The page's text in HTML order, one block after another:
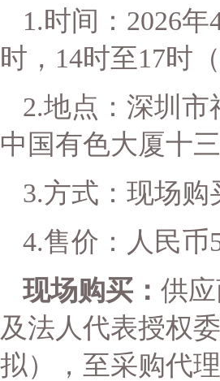
1.时间： 2026年
时，14时至17时
2.地点： 深圳市
中国有色大厦十
3.方式：现场
4.售价：人民币
现场购买： 供
及法人代表授权
拟），至采购代